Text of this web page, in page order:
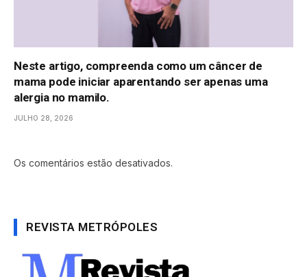
Neste artigo, compreenda como um câncer de
mama pode iniciar aparentando ser apenas uma
alergia no mamilo.
JULHO 28, 2026
Os comentários estão desativados.
REVISTA METRÓPOLES